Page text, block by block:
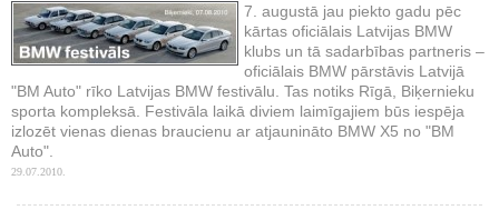
7. augustā jau piekto gadu pēc
kārtas oficiālais Latvijas BMW
klubs un tā sadarbības partneris –
oficiālais BMW pārstāvis Latvijā
"BM Auto" rīko Latvijas BMW festivālu. Tas notiks Rīgā, Biķernieku
sporta kompleksā. Festivāla laikā diviem laimīgajiem būs iespēja
izlozēt vienas dienas braucienu ar atjaunināto BMW X5 no "BM
Auto".
29.07.2010.